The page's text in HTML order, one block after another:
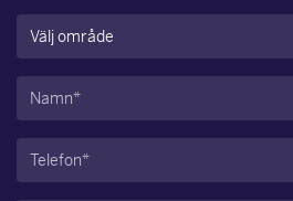
Område(Obligatoriskt)
Namn(Obligatoriskt)
Telefon(Obligatoriskt)